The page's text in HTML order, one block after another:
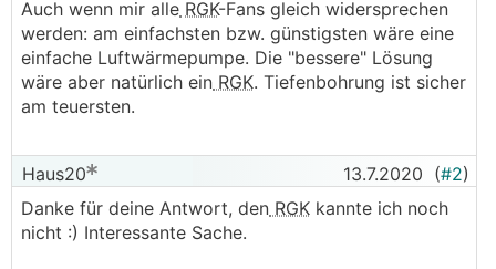
Auch wenn mir alle RGK-Fans gleich widersprechen
werden: am einfachsten bzw. günstigsten wäre eine
einfache Luftwärmepumpe. Die "bessere" Lösung
wäre aber natürlich ein RGK. Tiefenbohrung ist sicher
am teuersten.
Haus20 13.7.2020 (#2)
Danke für deine Antwort, den RGK kannte ich noch
nicht :) Interessante Sache.